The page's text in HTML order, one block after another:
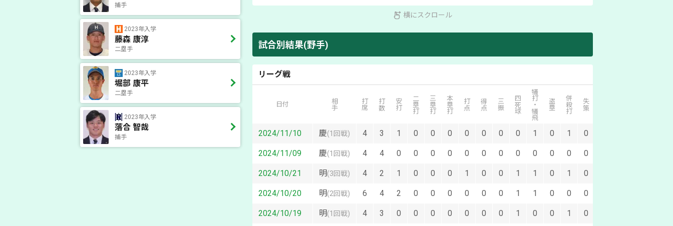
捕手
2023年入学
藤森 康淳
二塁手
2023年入学
堀部 康平
二塁手
2023年入学
落合 智哉
捕手
横にスクロール
試合別結果(野手)
リーグ戦
日付 相手 打席 打数 安打 二塁打 三塁打 本塁打 打点 得点 三振 四死球 犠打・犠飛 盗塁 併殺打 失策
2024/11/10 慶(1回戦) 4 3 1 0 0 0 0 0 0 0 1 0 1 0
2024/11/09 慶(1回戦) 4 4 0 0 0 0 0 0 0 0 0 0 0 0
2024/10/21 明(3回戦) 4 2 1 0 0 0 1 0 0 1 1 0 1 0
2024/10/20 明(2回戦) 6 4 2 0 0 0 0 0 0 1 1 0 0 0
2024/10/19 明(1回戦) 4 3 0 0 0 0 0 0 0 1 0 0 1 0